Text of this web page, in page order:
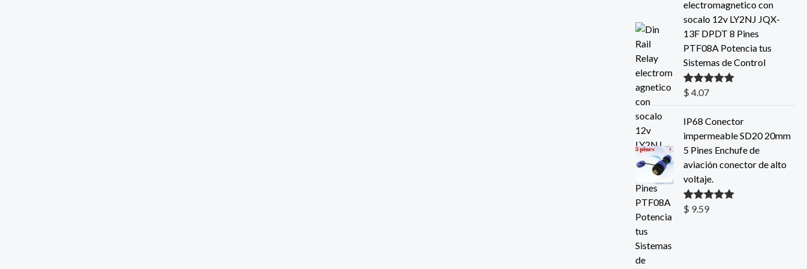
electromagnetico con
socalo 12v LY2NJ JQX-
13F DPDT 8 Pines
PTF08A Potencia tus
Sistemas de Control
Valorado con
$ 4.07
IP68 Conector
impermeable SD20 20mm
5 Pines Enchufe de
aviación conector de alto
voltaje.
Valorado con
$ 9.59